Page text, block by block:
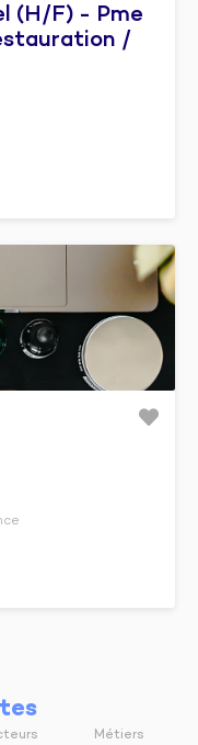
(h/f) - Pme
/
Métiers